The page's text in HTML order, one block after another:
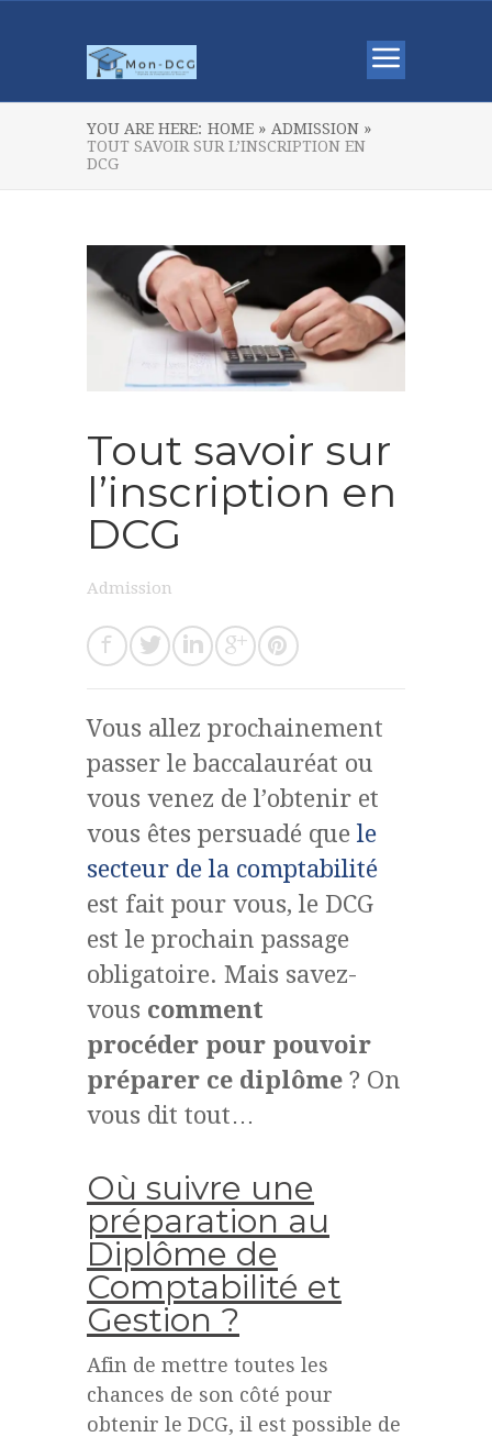
YOU ARE HERE: HOME » ADMISSION »
TOUT SAVOIR SUR L’INSCRIPTION EN
DCG
Tout savoir sur
l’inscription en
DCG
Admission
Vous allez prochainement
passer le baccalauréat ou
vous venez de l’obtenir et
vous êtes persuadé que le
secteur de la comptabilité
est fait pour vous, le DCG
est le prochain passage
obligatoire. Mais savez-
vous comment
procéder pour pouvoir
préparer ce diplôme ? On
vous dit tout…
Où suivre une
préparation au
Diplôme de
Comptabilité et
Gestion ?
Afin de mettre toutes les
chances de son côté pour
obtenir le DCG, il est possible de